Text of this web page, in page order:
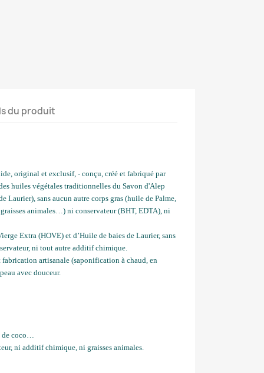
du produit
original et exclusif, - conçu, créé et fabriqué par
huiles végétales traditionnelles du Savon d'Alep
Laurier), sans aucun autre corps gras (huile de Palme,
animales…) ni conservateur (BHT, EDTA), ni
Extra (HOVE) et d’Huile de baies de Laurier, sans
ni tout autre additif chimique.
artisanale (saponification à chaud, en
avec douceur.
de coco…
ni additif chimique, ni graisses animales.